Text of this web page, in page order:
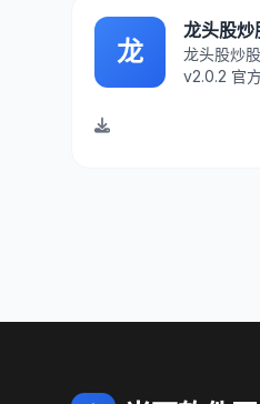
龙
龙头股炒
v2.0.2 官